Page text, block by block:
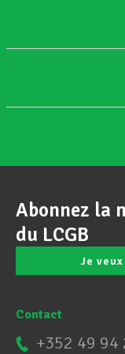
Devenir
Actualités
Abonnez la
du LCGB
Je
Contact
+352 49 94